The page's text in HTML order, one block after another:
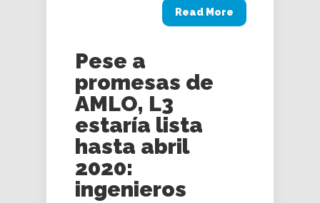
Read More
Pese a
promesas de
AMLO, L3
estaría lista
hasta abril
2020:
ingenieros